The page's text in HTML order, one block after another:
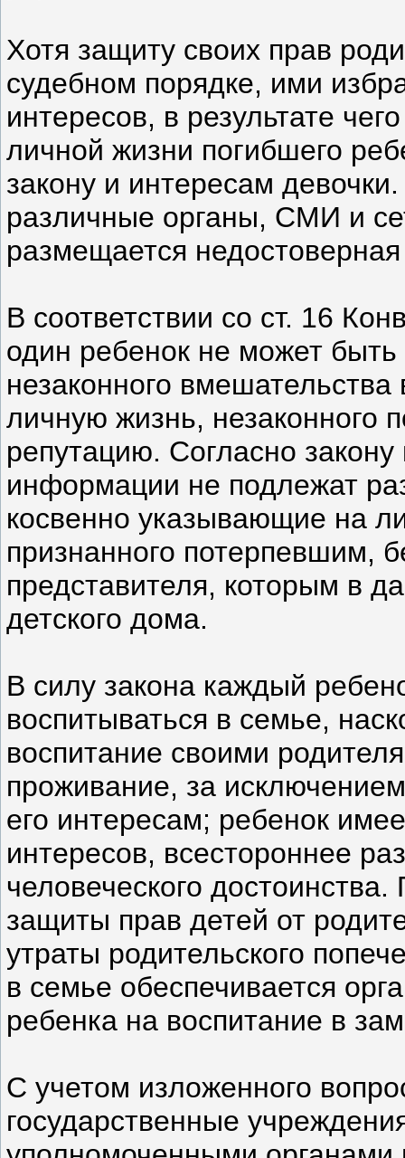
Хотя защиту своих прав
судебном порядке, ими
интересов, в результате
личной жизни погибшего
закону и интересам
различные органы, СМИ и
размещается
В соответствии со ст. 16
один ребенок не может
незаконного
личную жизнь, незаконного
репутацию. Согласно
информации не подлежат
косвенно указывающие на
признанного потерпевшим,
представителя, которым в
детского дома.
В силу закона каждый
воспитываться в семье,
воспитание своими
проживание, за
его интересам; ребенок
интересов, всестороннее
человеческого
защиты прав детей от
утраты родительского
в семье обеспечивается
ребенка на воспитание в
С учетом изложенного
государственные